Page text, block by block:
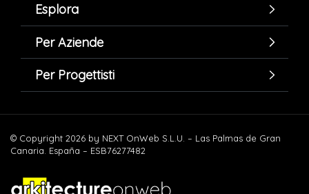
Esplora
Per Aziende
Per Progettisti
© Copyright 2026 by NEXT OnWeb S.L.U. – Las Palmas de Gran
Canaria. España – ESB76277482